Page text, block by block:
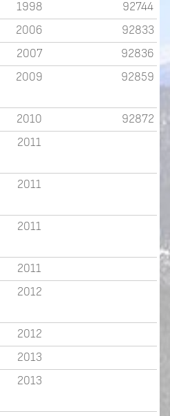
1998
92744
2006
92833
2007
92836
2009 92859
2010
92872
2011
2011
2011
2011
2012
2012
2013
2013